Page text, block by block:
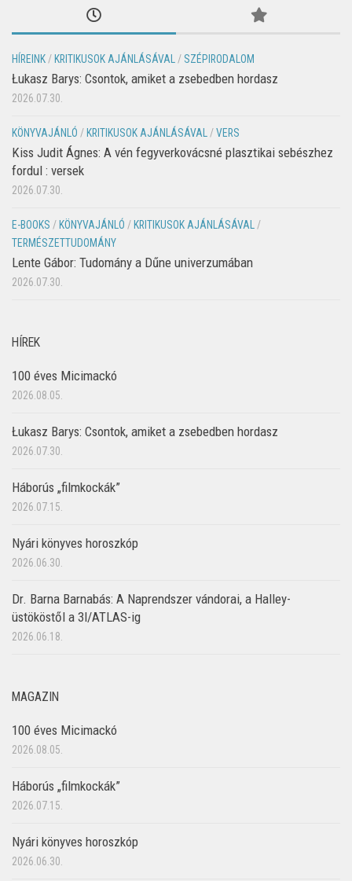
HÍREINK /KRITIKUSOK AJÁNLÁSÁVAL / SZÉPIRODALOM
Łukasz Barys: Csontok, amiket a zsebedben hordasz
2026.07.30.
KÖNYVAJÁNLÓ /KRITIKUSOK AJÁNLÁSÁVAL /VERS
Kiss Judit Ágnes: A vén fegyverkovácsné plasztikai sebészhez
fordul : versek
2026.07.30.
E-BOOKS /KÖNYVAJÁNLÓ /KRITIKUSOK AJÁNLÁSÁVAL /
TERMÉSZETTUDOMÁNY
Lente Gábor: Tudomány a Dűne univerzumában
2026.07.30.
HÍREK
100 éves Micimackó
2026.08.05.
Łukasz Barys: Csontok, amiket a zsebedben hordasz
2026.07.30.
Háborús „filmkockák”
2026.07.15.
Nyári könyves horoszkóp
2026.06.30.
Dr. Barna Barnabás: A Naprendszer vándorai, a Halley-
üstököstől a 3I/ATLAS-ig
2026.06.18.
MAGAZIN
100 éves Micimackó
2026.08.05.
Háborús „filmkockák”
2026.07.15.
Nyári könyves horoszkóp
2026.06.30.